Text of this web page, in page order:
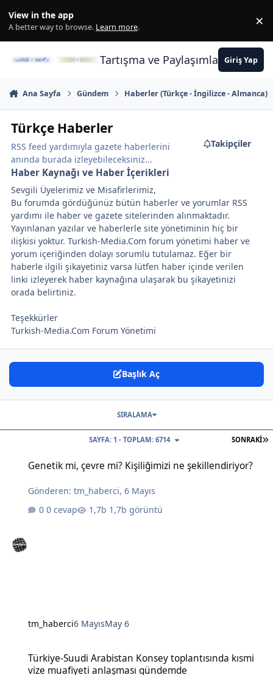
View in the app
A better way to browse. Learn more. ×
Tartışma ve PaylaşımlarınGiriş Yap
Ana Sayfa Gündem Haberler (Türkçe - İngilizce - Almanca)
Türkçe Haberler
RSS feed yardımıyla gazete haberlerini
anında burada izleyebileceksiniz...
Takipçiler
Haber Kaynağı ve Haber İçerikleri
Sevgili Üyelerimiz ve Misafirlerimiz,
Bu forumda gördüğünüz bütün haberler ve yorumlar RSS
yardımı ile haber ve gazete sitelerinden alınmaktadır.
Yayınlanan yazılar ve haberlerle site yönetiminin hiç bir
ilişkisi yoktur. Turkish-Media.Com forum yönetimi haber ve
yorum içeriğinden dolayı sorumlu tutulamaz. Eğer bir
haberle ilgili şikayetiniz varsa lütfen haber içinde verilen
linki izleyerek haber kaynağına ulaşarak bu şikayetinizi
orada belirtiniz.
Teşekkürler
Turkish-Media.Com Forum Yönetimi
Başlık Aç
SONRAKI
SAYFA: 1 - TOPLAM: 6714
SIRALAMA
Genetik mi, çevre mi? Kişiliğimizi ne şekillendiriyor?
Gönderen:tm_haberci,6 Mayıs
0 cevap
1,7b görüntü
tm_haberci6 MayısMay 6
Türkiye-Suudi Arabistan Konsey toplantısında kısmi
vize muafiyeti anlaşması gündemde